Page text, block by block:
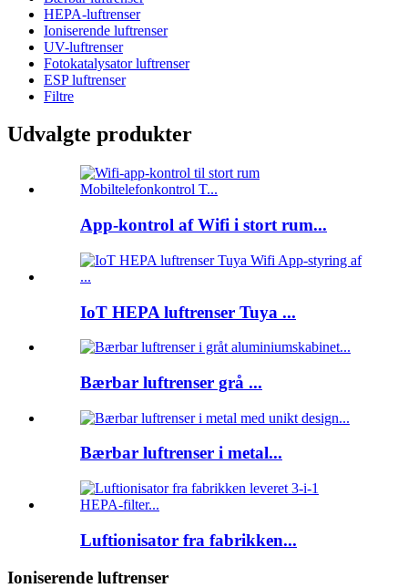
HEPA-luftrenser
Ioniserende luftrenser
UV-luftrenser
Fotokatalysator luftrenser
ESP luftrenser
Filtre
Udvalgte produkter
App-kontrol af Wifi i stort rum...
IoT HEPA luftrenser Tuya ...
Bærbar luftrenser grå ...
Bærbar luftrenser i metal...
Luftionisator fra fabrikken...
Ioniserende luftrenser